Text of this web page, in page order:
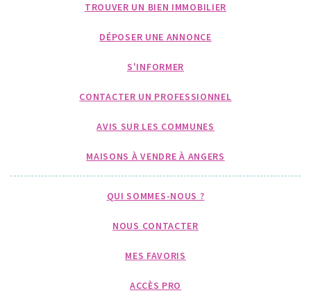
TROUVER UN BIEN IMMOBILIER
DÉPOSER UNE ANNONCE
S'INFORMER
CONTACTER UN PROFESSIONNEL
AVIS SUR LES COMMUNES
MAISONS À VENDRE À ANGERS
QUI SOMMES-NOUS ?
NOUS CONTACTER
MES FAVORIS
ACCÈS PRO